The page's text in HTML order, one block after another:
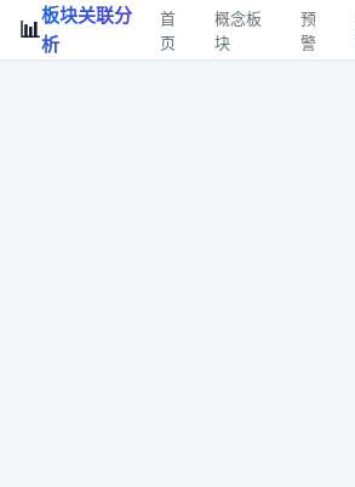
📊
板块关联分
析
首
页
概念板
块
预
警